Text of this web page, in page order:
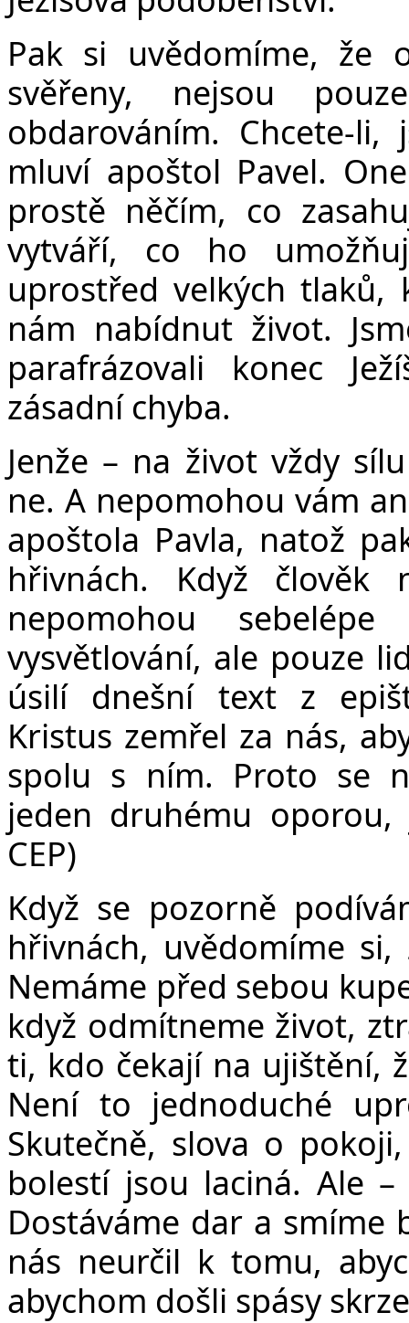
Pak si uvědomíme, že
svěřeny, nejsou
obdarováním. Chcete-
mluví apoštol Pavel.
prostě něčím, co
vytváří, co ho
uprostřed velkých
nám nabídnut život.
parafrázovali konec
zásadní chyba.
Jenže – na život vždy
ne. A nepomohou vám
apoštola Pavla, natož
hřivnách. Když
nepomohou
vysvětlování, ale pouze
úsilí dnešní text z
Kristus zemřel za nás,
spolu s ním. Proto se
jeden druhému
CEP)
Když se pozorně
hřivnách, uvědomíme
Nemáme před sebou
když odmítneme život,
ti, kdo čekají na ujištění,
Není to jednoduché
Skutečně, slova o
bolestí jsou laciná. Ale
Dostáváme dar a smíme
nás neurčil k tomu,
abychom došli spásy